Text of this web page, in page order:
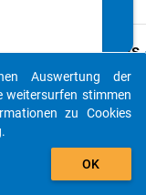
Details
Titel:
-
CAWI
auto_stories
add_shopping_cart
Auswertung der
weitersurfen stimmen
zu Cookies
.
OK